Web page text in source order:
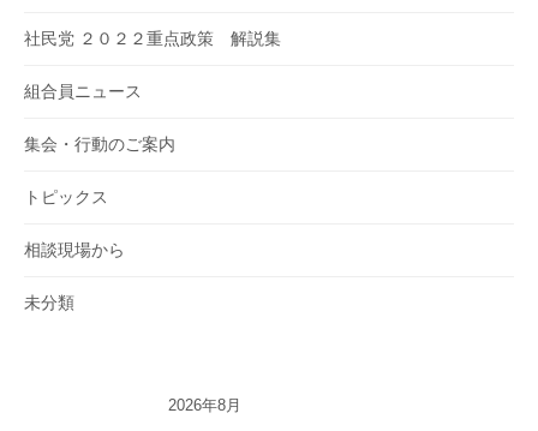
社民党 ２０２２重点政策 解説集
組合員ニュース
集会・行動のご案内
トピックス
相談現場から
未分類
2026年8月